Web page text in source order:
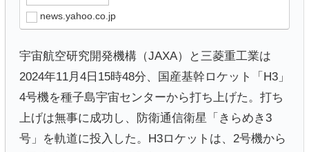
news.yahoo.co.jp
宇宙航空研究開発機構（JAXA）と三菱重工業は
2024年11月4日15時48分、国産基幹ロケット「H3」
4号機を種子島宇宙センターから打ち上げた。打ち
上げは無事に成功し、防衛通信衛星「きらめき3
号」を軌道に投入した。H3ロケットは、2号機から